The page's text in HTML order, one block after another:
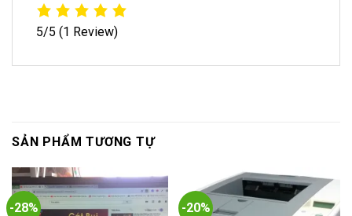
5/5 (1 Review)
SẢN PHẨM TƯƠNG TỰ
-28% -20%